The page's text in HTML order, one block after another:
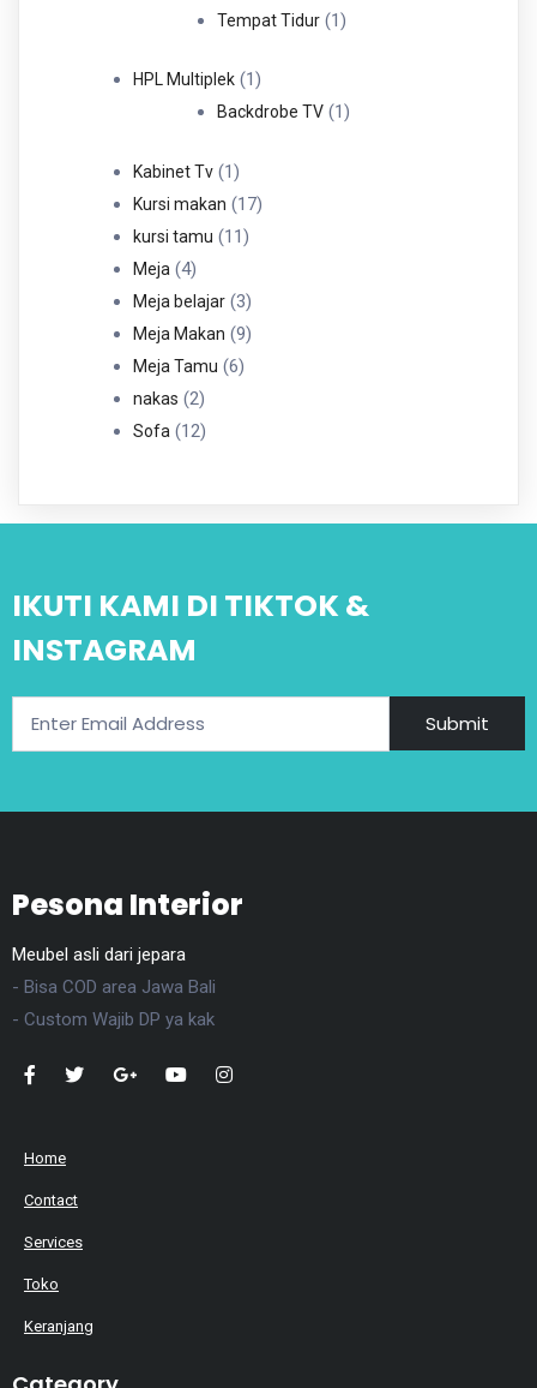
Produk
Tempat Tidur 11
HPL Multiplek 11
Produk
Backdrobe TV 11
Kabinet Tv 11
Produk
Kursi makan 1717
kursi tamu 1111
Meja 44
Produk
Meja belajar 33
Produk
Meja Makan 99
Meja Tamu 66
nakas 22
Produk
Sofa 1212
IKUTI KAMI DI TIKTOK &
INSTAGRAM
Submit
Pesona Interior
Meubel asli dari jepara
- Bisa COD area Jawa Bali
- Custom Wajib DP ya kak
Home
Contact
Services
Toko
Keranjang